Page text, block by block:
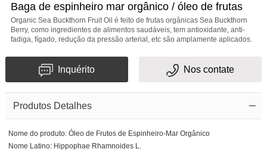
Baga de espinheiro mar orgânico / óleo de frutas
Organic Sea Buckthorn Fruit Oil é feito de frutas orgânicas Sea Buckthorn
Berry, como ingredientes de alimentos saudáveis, tem antioxidante, anti-
fadiga, fígado, redução da pressão arterial, etc são amplamente aplicados.
Inquérito Nos contate
Produtos Detalhes
Nome do produto: Óleo de Frutos de Espinheiro-Mar Orgânico
Nome Latino: Hippophae Rhamnoides L.